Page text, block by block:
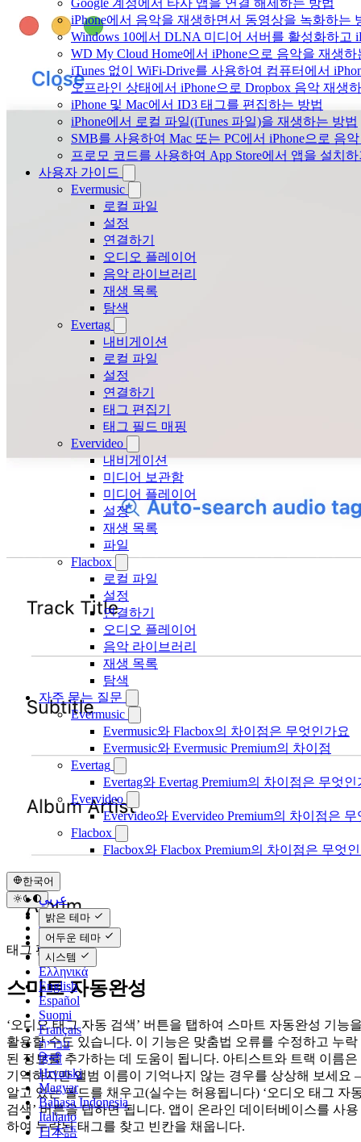
Google 계정에서 타사 앱을 연결 해제하는 방법
iPhone에서 음악을 재생하면서 동영상을 녹화하는
Windows 10에서 DLNA 미디어 서버를 활성화하고
WD My Cloud Home에서 iPhone으로 음악을 재생
iTunes 없이 WiFi-Drive를 사용하여 컴퓨터에서
오프라인 상태에서 iPhone으로 Dropbox 음악 재생
iPhone 및 Mac에서 ID3 태그를 편집하는 방법
iPhone에서 로컬 파일(iTunes 파일)을 재생하는 방법
SMB를 사용하여 Mac 또는 PC에서 iPhone으로 음
프로모 코드를 사용하여 App Store에서 앱을 설치
사용자 가이드
Evermusic
로컬 파일
설정
연결하기
오디오 플레이어
음악 라이브러리
재생 목록
탐색
Evertag
내비게이션
로컬 파일
설정
연결하기
태그 편집기
태그 필드 매핑
Evervideo
내비게이션
미디어 보관함
미디어 플레이어
설정
재생 목록
파일
Flacbox
로컬 파일
설정
연결하기
오디오 플레이어
음악 라이브러리
재생 목록
탐색
자주 묻는 질문
Evermusic
Evermusic와 Flacbox의 차이점은 무엇인가요
Evermusic와 Evermusic Premium의 차이점
Evertag
Evertag와 Evertag Premium의 차이점은 무엇인
Evervideo
Evervideo와 Evervideo Premium의 차이점은
Flacbox
Flacbox와 Flacbox Premium의 차이점은 무엇
한국어
عربي
Català
Čeština
Dansk
Deutsch
Ελληνικά
English
Español
Suomi
Français
עברית
हिन्दी
Hrvatski
Magyar
Bahasa Indonesia
Italiano
日本語
밝은 테마
어두운 테마
시스템
태그 편집기
스마트 자동완성
‘오디오 태그 자동 검색’ 버튼을 탭하여 스마트 자동완성 기능
활용할 수도 있습니다. 이 기능은 맞춤법 오류를 수정하고 누락
된 정보를 추가하는 데 도움이 됩니다. 아티스트와 트랙 이름은
기억하지만 앨범 이름이 기억나지 않는 경우를 상상해 보세요
알고 있는 필드를 채우고(실수는 허용됩니다) ‘오디오 태그 자
검색’ 버튼을 탭하면 됩니다. 앱이 온라인 데이터베이스를 사용
하여 누락된 태그를 찾고 빈칸을 채웁니다.